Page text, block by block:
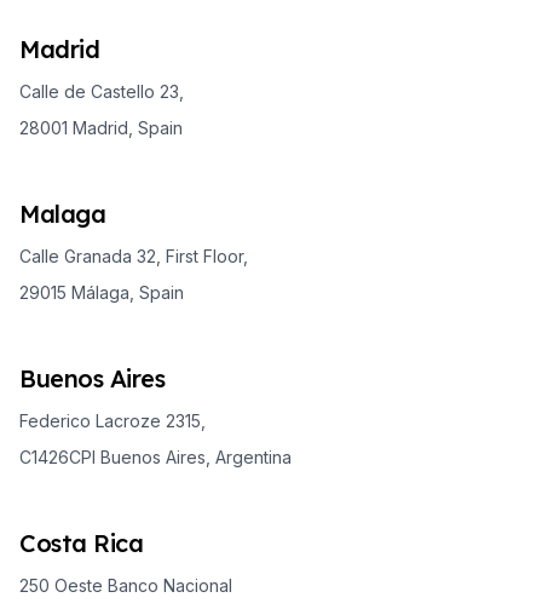
Madrid
Calle de Castello 23,
28001 Madrid, Spain
Malaga
Calle Granada 32, First Floor,
29015 Málaga, Spain
Buenos Aires
Federico Lacroze 2315,
C1426CPI Buenos Aires, Argentina
Costa Rica
250 Oeste Banco Nacional